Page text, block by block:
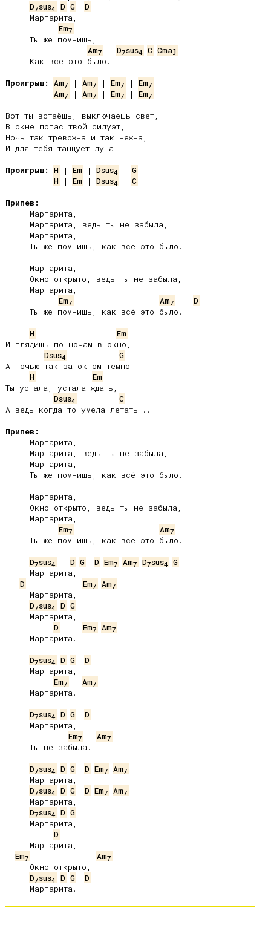
D7sus4 D G
D
Em7
Am7 D7sus4 C Cmaj
Проигрыш:
Am7 | Am7 | Em7 | Em7
Am7 | Am7 | Em7 | Em7
Вот ты встаёшь, выключаешь свет,
В окне погас твой силуэт,
Ночь так тревожна и так нежна,
И для тебя танцует луна.
Проигрыш:
H | Em | Dsus4 | G
H | Em | Dsus4 | C
Припев:
Em7 Am7
D
H
Em
И глядишь по ночам в окно,
Dsus4
G
А ночью так за окном темно.
H
Em
Ты устала, устала ждать,
Dsus4
C
А ведь когда-то умела летать...
Припев:
Em7 Am7
D7sus4 D G D Em7 Am7 D7sus4 G
D
Em7 Am7
D7sus4 D G
D
Em7 Am7
D7sus4 D G
D
Em7 Am7
D7sus4 D G
D
Em7 Am7
D7sus4 D G D Em7 Am7
D7sus4 D G D Em7 Am7
D7sus4 D G
D
Em7 Am7
D7sus4 D G
D